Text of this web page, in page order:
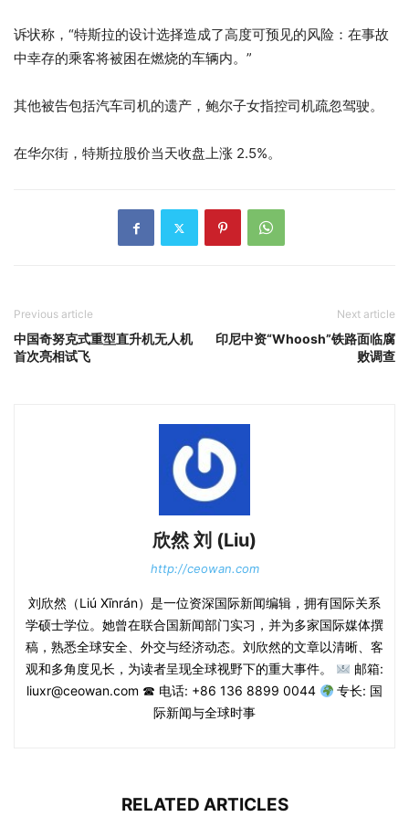
诉状称，“特斯拉的设计选择造成了高度可预见的风险：在事故
中幸存的乘客将被困在燃烧的车辆内。”
其他被告包括汽车司机的遗产，鲍尔子女指控司机疏忽驾驶。
在华尔街，特斯拉股价当天收盘上涨 2.5%。
Previous article
中国奇努克式重型直升机无人机
首次亮相试飞
Next article
印尼中资“Whoosh”铁路面临腐
败调查
欣然 刘 (Liu)
http://ceowan.com
刘欣然（Liú Xīnrán）是一位资深国际新闻编辑，拥有国际关系
学硕士学位。她曾在联合国新闻部门实习，并为多家国际媒体撰
稿，熟悉全球安全、外交与经济动态。刘欣然的文章以清晰、客
观和多角度见长，为读者呈现全球视野下的重大事件。
邮箱:
liuxr@ceowan.com ☎ 电话: +86 136 8899 0044
专长: 国
际新闻与全球时事
RELATED ARTICLES